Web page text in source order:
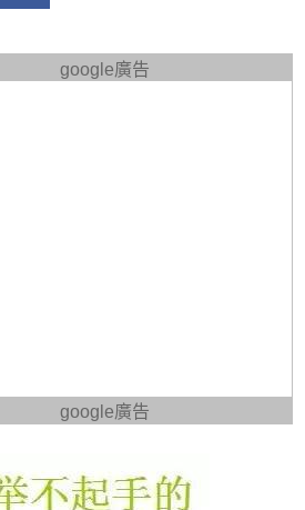
google廣告
google廣告